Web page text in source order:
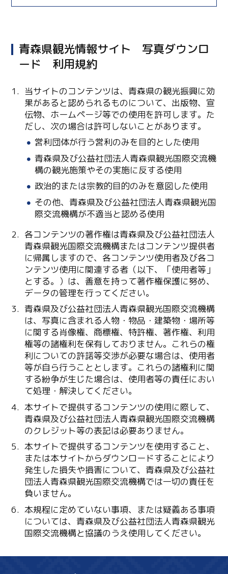
青森県観光情報サイト 写真ダウンロ
ード 利用規約
当サイトのコンテンツは、青森県の観光振興に効
果があると認められるものについて、出版物、宣
伝物、ホームページ等での使用を許可します。た
だし、次の場合は許可しないことがあります。
営利団体が行う営利のみを目的とした使用
青森県及び公益社団法人青森県観光国際交流機
構の観光施策やその実施に反する使用
政治的または宗教的目的のみを意図した使用
その他、青森県及び公益社団法人青森県観光国
際交流機構が不適当と認める使用
各コンテンツの著作権は青森県及び公益社団法人
青森県観光国際交流機構またはコンテンツ提供者
に帰属しますので、各コンテンツ使用者及び各コ
ンテンツ使用に関連する者（以下、「使用者等」
とする。）は、善意を持って著作権保護に努め、
データの管理を行ってください。
青森県及び公益社団法人青森県観光国際交流機構
は、写真に含まれる人物・物品・建築物・場所等
に関する肖像権、商標権、特許権、著作権、利用
権等の諸権利を保有しておりません。これらの権
利についての許諾等交渉が必要な場合は、使用者
等が自ら行うこととします。これらの諸権利に関
する紛争が生じた場合は、使用者等の責任におい
て処理・解決してください。
本サイトで提供するコンテンツの使用に際して、
青森県及び公益社団法人青森県観光国際交流機構
のクレジット等の表記は必要ありません。
本サイトで提供するコンテンツを使用すること、
または本サイトからダウンロードすることにより
発生した損失や損害について、青森県及び公益社
団法人青森県観光国際交流機構では一切の責任を
負いません。
本規程に定めていない事項、または疑義ある事項
については、青森県及び公益社団法人青森県観光
国際交流機構と協議のうえ使用してください。
Twitter
Facebook
Line
Copy URL